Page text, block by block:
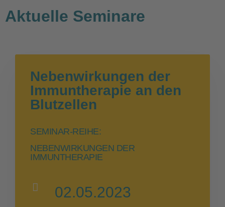
Aktuelle Seminare
Nebenwirkungen der
Immuntherapie an den
Blutzellen
SEMINAR-REIHE:
NEBENWIRKUNGEN DER
IMMUNTHERAPIE
02.05.2023